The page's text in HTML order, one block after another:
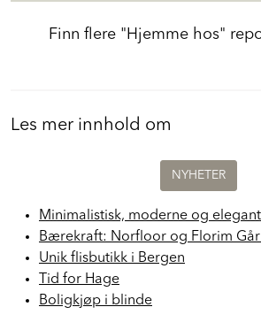
Finn flere "Hjemme hos"
Les mer innhold om
NYHETER
Minimalistisk, moderne og
Bærekraft: Norfloor og Florim
Unik flisbutikk i Bergen
Tid for Hage
Boligkjøp i blinde